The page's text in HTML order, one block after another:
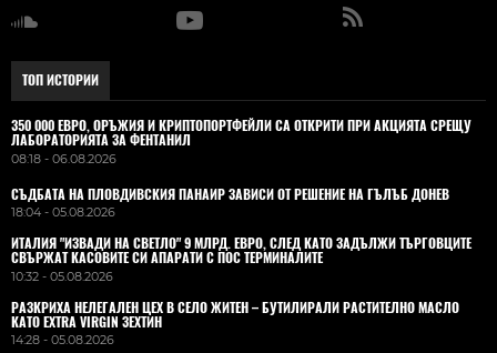
ТОП ИСТОРИИ
350 000 ЕВРО, ОРЪЖИЯ И КРИПТОПОРТФЕЙЛИ СА ОТКРИТИ ПРИ АКЦИЯТА СРЕЩУ
ЛАБОРАТОРИЯТА ЗА ФЕНТАНИЛ
08:18 - 06.08.2026
СЪДБАТА НА ПЛОВДИВСКИЯ ПАНАИР ЗАВИСИ ОТ РЕШЕНИЕ НА ГЪЛЪБ ДОНЕВ
18:04 - 05.08.2026
ИТАЛИЯ "ИЗВАДИ НА СВЕТЛО" 9 МЛРД. ЕВРО, СЛЕД КАТО ЗАДЪЛЖИ ТЪРГОВЦИТЕ
СВЪРЖАТ КАСОВИТЕ СИ АПАРАТИ С ПОС ТЕРМИНАЛИТЕ
10:32 - 05.08.2026
РАЗКРИХА НЕЛЕГАЛЕН ЦЕХ В СЕЛО ЖИТЕН – БУТИЛИРАЛИ РАСТИТЕЛНО МАСЛО
КАТО EXTRA VIRGIN ЗЕХТИН
14:28 - 05.08.2026